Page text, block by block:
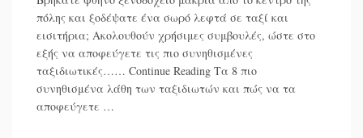
πόλης και ξοδέψατε ένα σωρό λεφτά σε ταξί και
εισιτήρια; Ακολουθούν χρήσιμες συμβουλές, ώστε στο
εξής να αποφεύγετε τις πιο συνηθισμένες
ταξιδιωτικές…… Continue Reading Τα 8 πιο
συνηθισμένα λάθη των ταξιδιωτών και πώς να τα
αποφεύγετε …